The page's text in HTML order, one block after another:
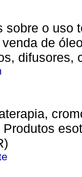
sobre o uso
de
difusores,